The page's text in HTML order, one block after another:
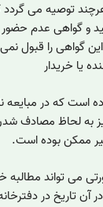
توصیه می گردد
و گواهی عدم
گواهی را قبول
یا خریدار
است که در
به لحاظ مصادف
ممکن بوده است.
می تواند مطالبه
آن تاریخ در